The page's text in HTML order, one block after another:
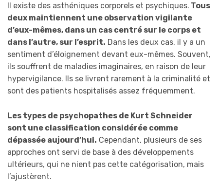
Il existe des asthéniques corporels et psychiques. Tous
deux maintiennent une observation vigilante
d’eux-mêmes, dans un cas centré sur le corps et
dans l’autre, sur l’esprit. Dans les deux cas, il y a un
sentiment d’éloignement devant eux-mêmes. Souvent,
ils souffrent de maladies imaginaires, en raison de leur
hypervigilance. Ils se livrent rarement à la criminalité et
sont des patients hospitalisés assez fréquemment.
Les types de psychopathes de Kurt Schneider
sont une classification considérée comme
dépassée aujourd’hui. Cependant, plusieurs de ses
approches ont servi de base à des développements
ultérieurs, qui ne nient pas cette catégorisation, mais
l’ajustèrent.